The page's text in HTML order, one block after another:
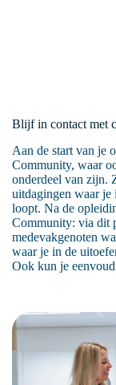
Blijf in contact met
Aan de start van je
Community, waar
onderdeel van zijn.
uitdagingen waar je
loopt. Na de
Community: via dit
medevakgenoten
waar je in de
Ook kun je